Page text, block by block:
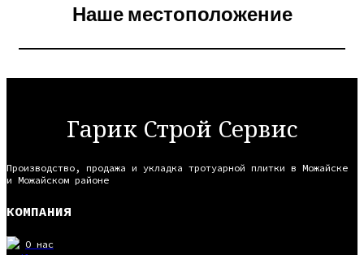
Наше местоположение
Гарик Строй Сервис
Производство, продажа и укладка тротуарной плитки в Можайске
и Можайском районе
КОМПАНИЯ
О нас